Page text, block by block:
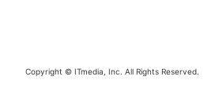
Copyright © ITmedia, Inc. All Rights Reserved.